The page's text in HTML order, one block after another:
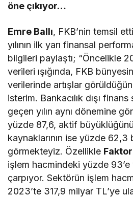
öne çıkıyor…
Emre Ballı, FKB’nin temsil
yılının ilk yarı finansal
bilgileri paylaştı; “Öncelikle
verileri ışığında, FKB
verilerinde artışlar
isterim. Bankacılık dışı
geçen yılın aynı dönemine
yüzde 87,6, aktif
kaynaklarının ise yüzde 62,3
görmekteyiz. Özellikle
işlem hacmindeki yüzde 93’e
çarpıyor. Sektörün işlem
2023’te 317,9 milyar TL’ye